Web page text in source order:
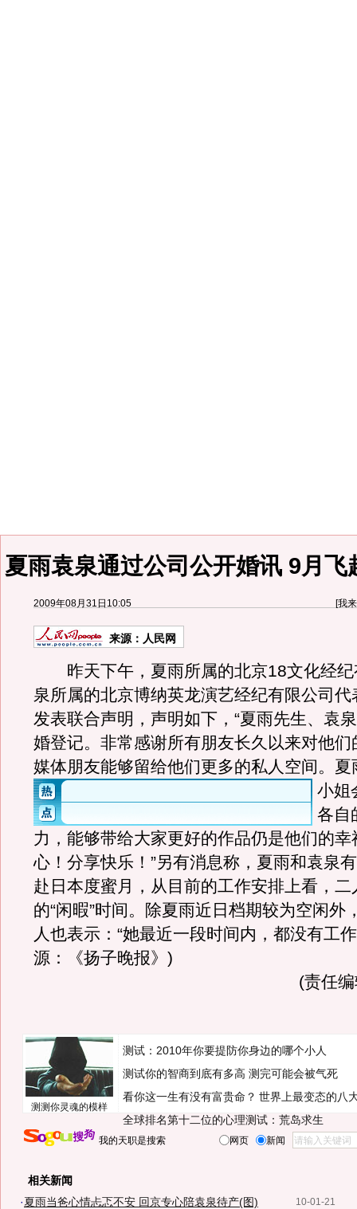
夏雨袁泉通过公司公开婚讯 9月飞
2009年08月31日10:05 [我
来源： 人民网
昨天下午，夏雨所属的北京18文化经纪
泉所属的北京博纳英龙演艺经纪有限公司代
发表联合声明，声明如下，“夏雨先生、袁
婚登记。非常感谢所有朋友长久以来对他们
媒体朋友能够留给他们更多的私人空间。 夏
小姐
各自
力，能够带给大家更好的作品仍是他们的幸
心！分享快乐！”另有消息称，夏雨和袁泉
赴日本度蜜月，从目前的工作安排上看，二
的“闲暇”时间。除夏雨近日档期较为空闲外
人也表示：“她最近一段时间内，都没有工
源：《扬子晚报》)
(责任
测测你灵魂的模样
测试：2010年你要提防你身边的哪个小人
测试你的智商到底有多高 测完可能会被气死
看你这一生有没有富贵命？ 世界上最变态的八
全球排名第十二位的心理测试：荒岛求生
我的天职是搜索 网页 新闻
相关新闻
10-01-21
·夏雨当爸心情忐忑不安 回京专心陪袁泉待产(图)